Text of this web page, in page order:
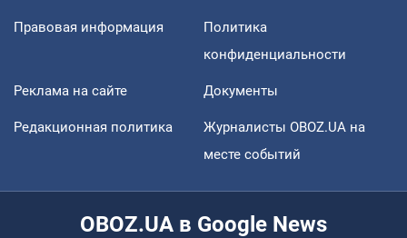
Правовая информация
Политика
конфиденциальности
Реклама на сайте Документы
Редакционная политика
Журналисты OBOZ.UA на
месте событий
OBOZ.UA в Google News